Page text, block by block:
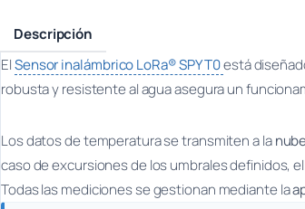
Descripción
ElSensor inalámbrico LoRa® SPY T0está
robusta y resistente al agua asegura un
Los datos de temperatura se transmiten a la
caso de excursiones de los umbrales definidos,
Todas las mediciones se gestionan mediante la